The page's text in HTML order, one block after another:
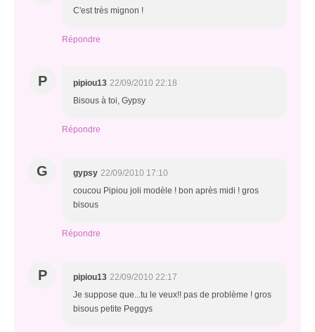
C'est très mignon !
Répondre
P pipiou13 22/09/2010 22:18
Bisous à toi, Gypsy
Répondre
G gypsy 22/09/2010 17:10
coucou Pipiou joli modèle ! bon après midi ! gros
bisous
Répondre
P pipiou13 22/09/2010 22:17
Je suppose que...tu le veux!! pas de problème ! gros
bisous petite Peggys